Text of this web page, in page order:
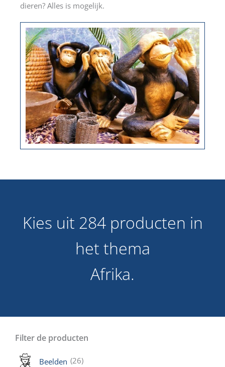
dieren? Alles is mogelijk.
Kies uit 284 producten in
het thema
Afrika.
Filter de producten
Beelden (26)